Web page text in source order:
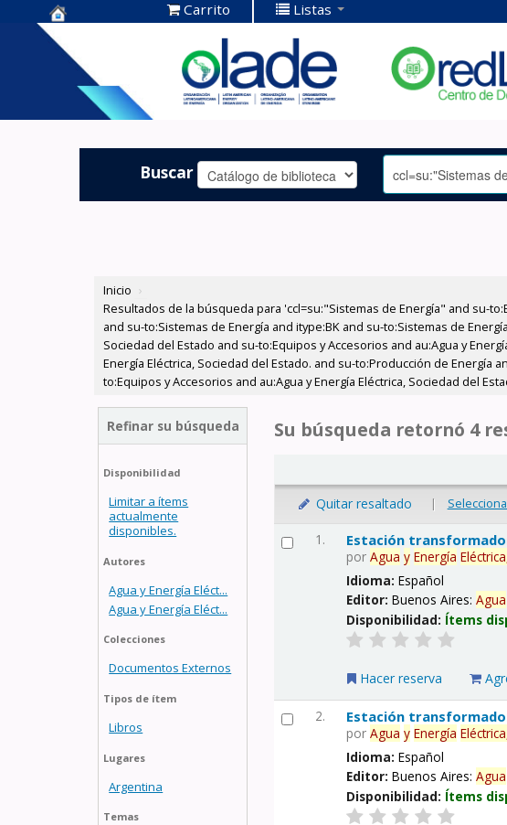
Centro de
Documentación
OLADE -
Carrito Listas
Buscar
Inicio ›
Resultados de la búsqueda para 'ccl=su:"Sistemas de Energía" and su-
and su-to:Sistemas de Energía and itype:BK and su-to:Sistemas de
Sociedad del Estado and su-to:Equipos y Accesorios and au:Agua y
Energía Eléctrica, Sociedad del Estado. and su-to:Producción de Energía
to:Equipos y Accesorios and au:Agua y Energía Eléctrica, Sociedad del
Refinar su búsqueda
Disponibilidad
Limitar a ítems
actualmente
disponibles.
Autores
Agua y Energía Eléct...
Agua y Energía Eléct...
Colecciones
Documentos Externos
Tipos de ítem
Libros
Lugares
Argentina
Temas
Su búsqueda retornó 4
Quitar resaltado |
1. Estación
porAgua y Energía
Idioma:Español
Editor:Buenos Aires:Agua
Disponibilidad: Ítems
Hacer reserva
2. Estación
porAgua y Energía
Idioma:Español
Editor:Buenos Aires:Agua
Disponibilidad: Ítems